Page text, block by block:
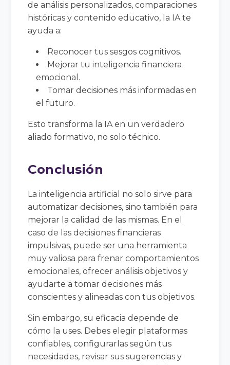
de análisis personalizados, comparaciones
históricas y contenido educativo, la IA te
ayuda a:
Reconocer tus sesgos cognitivos.
Mejorar tu inteligencia financiera
emocional.
Tomar decisiones más informadas en
el futuro.
Esto transforma la IA en un verdadero
aliado formativo, no solo técnico.
Conclusión
La inteligencia artificial no solo sirve para
automatizar decisiones, sino también para
mejorar la calidad de las mismas. En el
caso de las decisiones financieras
impulsivas, puede ser una herramienta
muy valiosa para frenar comportamientos
emocionales, ofrecer análisis objetivos y
ayudarte a tomar decisiones más
conscientes y alineadas con tus objetivos.
Sin embargo, su eficacia depende de
cómo la uses. Debes elegir plataformas
confiables, configurarlas según tus
necesidades, revisar sus sugerencias y